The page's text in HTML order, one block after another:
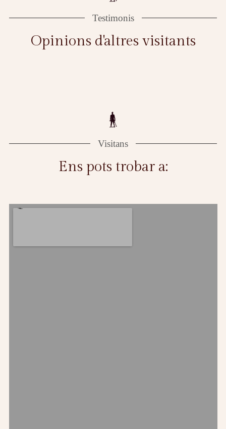
Testimonis
Opinions d'altres visitants
Visitans
Ens pots trobar a: